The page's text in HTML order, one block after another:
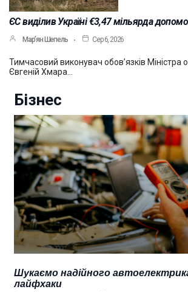
ЄС виділив Україні €3,47 мільярда
Мар’ян Шепель Сер 6, 2026
Тимчасовий виконувач обов’язків Міністра
Євгеній Хмара…
Бізнес
Шукаємо надійного
лайфхаки